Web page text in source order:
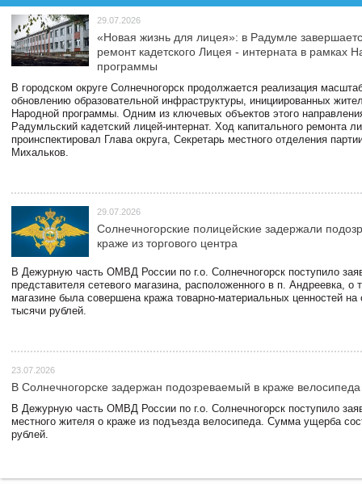
29.07.2026
«Новая жизнь для лицея»: в Радумле
ремонт кадетского Лицея - интерната в рамках
программы
В городском округе Солнечногорск продолжается реализация
обновлению образовательной инфраструктуры, инициированных
Народной программы. Одним из ключевых объектов этого
Радумльский кадетский лицей-интернат. Ход капитального ремонта
проинспектировал Глава округа, Секретарь местного отделения
Михальков.
29.07.2026
Солнечногорские полицейские задержали
краже из торгового центра
В Дежурную часть ОМВД России по г.о. Солнечногорск поступило
представителя сетевого магазина, расположенного в п. Андреевка, о
магазине была совершена кража товарно-материальных ценностей
тысячи рублей.
23.07.2026
В Солнечногорске задержан подозреваемый в краже велосипеда
В Дежурную часть ОМВД России по г.о. Солнечногорск поступило
местного жителя о краже из подъезда велосипеда. Сумма ущерба
рублей.